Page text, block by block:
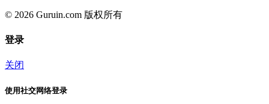
© 2026 Guruin.com 版权所有
登录
关闭
使用社交网络登录